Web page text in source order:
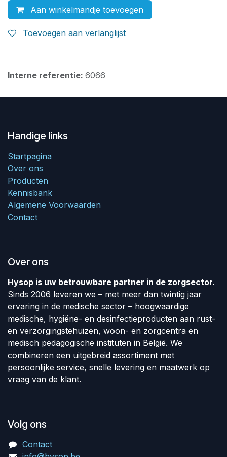
Aan winkelmandje toevoegen
Toevoegen aan verlanglijst
Interne referentie: 6066
Handige links
Startpagina
Over ons
Producten
Kennisbank
Algemene Voorwaarden
Contact
Over ons
Hysop is uw betrouwbare partner in de zorgsector.
Sinds 2006 leveren we – met meer dan twintig jaar
ervaring in de medische sector – hoogwaardige
medische, hygiëne- en desinfectieproducten aan rust-
en verzorgingstehuizen, woon- en zorgcentra en
medisch pedagogische instituten in België. We
combineren een uitgebreid assortiment met
persoonlijke service, snelle levering en maatwerk op
vraag van de klant.
Volg ons
Contact